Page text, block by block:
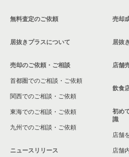
大阪市鶴見区の飲食店の居抜き売却物
大阪市浪速区の飲食店の居抜き売却
八尾市の飲食店の居抜き売却物件の
大東市の飲食店の居抜き売却物件の
箕面市の飲食店の居抜き売却物件の
大阪市淀川区の飲食店の居抜き売却
大阪市東成区の飲食店の居抜き売却
無料査定のご依頼
居抜きプラスについて
売却のご依頼・ご相談
首都圏でのご相談・ご依頼
関西でのご相談・ご依頼
東海でのご相談・ご依頼
九州でのご相談・ご依頼
ニュースリリース
売却
居抜
店舗
飲食
初め
識
店舗
店舗